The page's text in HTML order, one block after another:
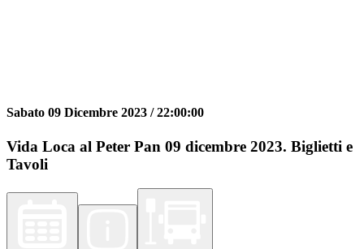
Sabato 09 Dicembre 2023 /22:00:00
Vida Loca al Peter Pan 09 dicembre 2023. Biglietti e
Tavoli